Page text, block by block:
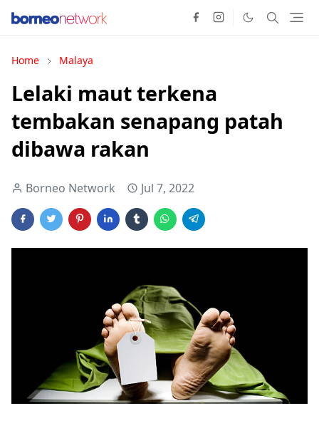
Home Malaya
Lelaki maut terkena
tembakan senapang patah
dibawa rakan
Borneo Network Jul 7, 2022